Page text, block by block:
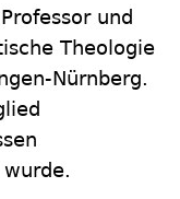
und
Theologie
Nürnberg.